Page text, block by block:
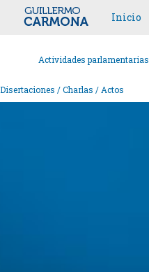
Inicio
Actividades parlamentarias
Disertaciones / Charlas / Actos